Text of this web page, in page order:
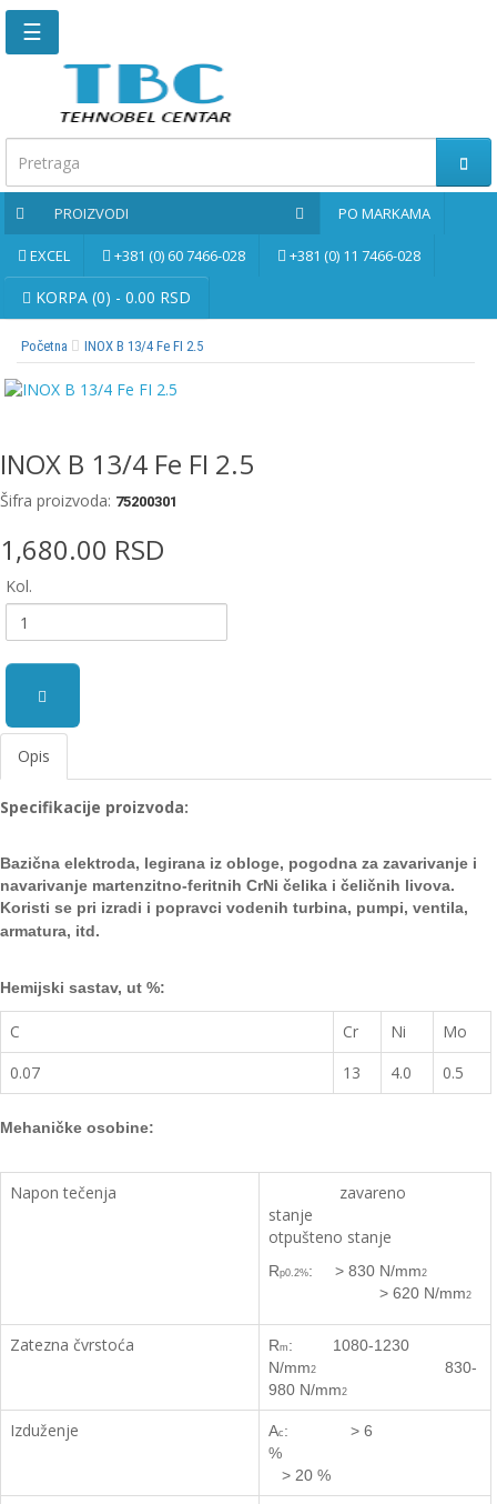
Glavna
Kontaktirajte
nas
Po
markama
PROIZVODI
Bernardo
rezne
ploče
aparati
za
zavarivanje
Prenosni
računari
Pribor
za
zavarivanje
Alati
radionica
☰
PROIZVODI PO MARKAMA
EXCEL +381 (0) 60 7466-028 +381 (0) 11 7466-028
KORPA (0) - 0.00 RSD
Početna INOX B 13/4 Fe FI 2.5
INOX B 13/4 Fe FI 2.5
Šifra proizvoda: 75200301
1,680.00 RSD
Kol.
Opis
Specifikacije proizvoda:
Bazična elektroda, legirana iz obloge, pogodna za zavarivanje i
navarivanje martenzitno-feritnih CrNi čelika i čeličnih livova.
Koristi se pri izradi i popravci vodenih turbina, pumpi, ventila,
armatura, itd.
Hemijski sastav, ut %:
C Cr Ni
Mo
0.07
13 4.0 0.5
Mehaničke osobine:
Napon tečenja
zavareno
stanje
otpušteno stanje
Rp0.2%: > 830 N/mm2
> 620 N/mm2
Zatezna čvrstoća Rm: 1080-1230
N/mm2
830-
980 N/mm2
Izduženje Ac: > 6
%
> 20 %